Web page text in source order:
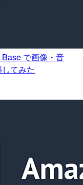
で画像・音
てみた